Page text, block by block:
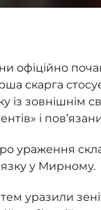
скарга
із зовнішнім
і
ураження
у Мирному.
уразили